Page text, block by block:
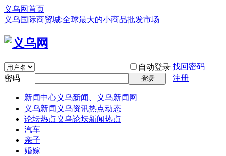
义乌网首页
义乌国际商贸城:全球最大的小商品批发市场
自动登录 找回密码
密码
登录 注册
新闻中心义乌新闻、义乌新闻网
义乌新闻 义乌资讯热点动态
论坛热点 义乌论坛新闻热点
汽车
亲子
婚嫁